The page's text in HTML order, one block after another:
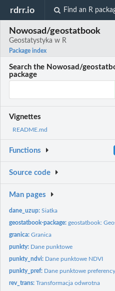
rdrr.io Find an R
Nowosad/geostatbook
Geostatystyka w R
Package index
Search the Nowosad/
package
Vignettes
README.md
Functions
Source code
Man pages
dane_uzup:Siatka
geostatbook-package:geostatbook:
granica:Granica
punkty: Dane punktowe
punkty_ndvi: Dane punktowe NDVI
punkty_pref: Dane punktowe
rev_trans:Transformacja odwrotna